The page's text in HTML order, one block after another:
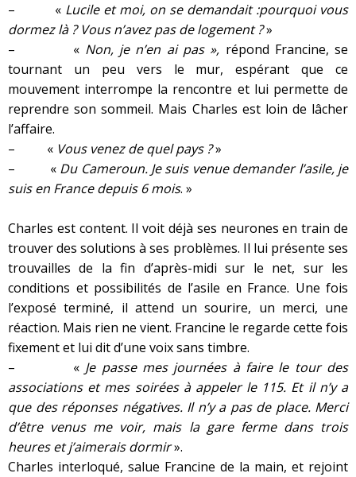
– « Lucile et moi, on se demandait :pourquoi vous
dormez là ? Vous n’avez pas de logement ?»
– « Non, je n’en ai pas », répond Francine, se
tournant un peu vers le mur, espérant que ce
mouvement interrompe la rencontre et lui permette de
reprendre son sommeil. Mais Charles est loin de lâcher
l’affaire.
– « Vous venez de quel pays ?»
– « Du Cameroun. Je suis venue demander l’asile, je
suis en France depuis 6 mois. »
Charles est content. Il voit déjà ses neurones en train de
trouver des solutions à ses problèmes. Il lui présente ses
trouvailles de la fin d’après-midi sur le net, sur les
conditions et possibilités de l’asile en France. Une fois
l’exposé terminé, il attend un sourire, un merci, une
réaction. Mais rien ne vient. Francine le regarde cette fois
fixement et lui dit d’une voix sans timbre.
– « Je passe mes journées à faire le tour des
associations et mes soirées à appeler le 115. Et il n’y a
que des réponses négatives. Il n’y a pas de place. Merci
d’être venus me voir, mais la gare ferme dans trois
heures et j’aimerais dormir».
Charles interloqué, salue Francine de la main, et rejoint